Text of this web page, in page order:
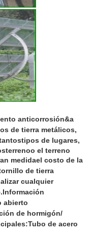
anticorrosión&a
de tierra metálicos,
tipos de lugares,
terrenoo el terreno
medidael costo de la
de tierra
cualquier
Información
abierto
de hormigón/
Tubo de acero